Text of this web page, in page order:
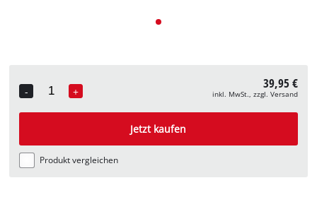
-
Quantity
+ 39,95 €
inkl. MwSt., zzgl. Versand
Jetzt kaufen
Produkt vergleichen